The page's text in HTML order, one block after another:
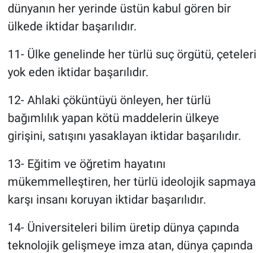
dünyanın her yerinde üstün kabul gören bir
ülkede iktidar başarılıdır.
11- Ülke genelinde her türlü suç örgütü, çeteleri
yok eden iktidar başarılıdır.
12- Ahlaki çöküntüyü önleyen, her türlü
bağımlılık yapan kötü maddelerin ülkeye
girişini, satışını yasaklayan iktidar başarılıdır.
13- Eğitim ve öğretim hayatını
mükemmelleştiren, her türlü ideolojik sapmaya
karşı insanı koruyan iktidar başarılıdır.
14- Üniversiteleri bilim üretip dünya çapında
teknolojik gelişmeye imza atan, dünya çapında